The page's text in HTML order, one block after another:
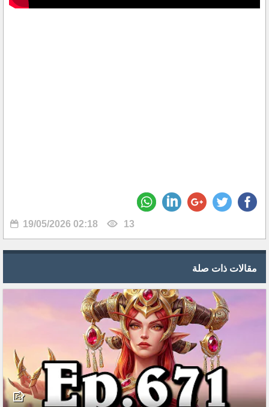
19/05/2026 02:18 13
مقالات ذات صلة